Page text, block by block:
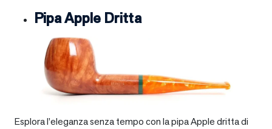
Pipa Apple Dritta
Esplora l’eleganza senza tempo con la pipa Apple dritta di